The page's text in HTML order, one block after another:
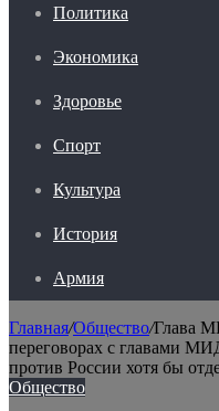
Политика
Экономика
Здоровье
Спорт
Культура
История
Армия
Главная/Общество/Глава
переговорах с главами
против России хотя бы
Общество